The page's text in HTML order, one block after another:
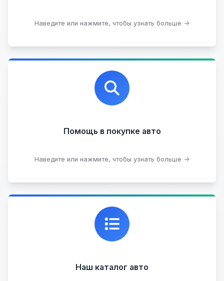
Наведите или нажмите, чтобы узнать больше →
Оставить на комиссии
Помощь в покупке авто
Наведите или нажмите, чтобы узнать больше →
Профессиональная помощь в выборе автомобиля
на любых торговых площадках с проверкой
юридической чистоты.
Подобрать авто
Наш каталог авто
Каталог проверенных автомобилей в отличном
состоянии, где вы можете найти подробную
информацию о каждом авто.